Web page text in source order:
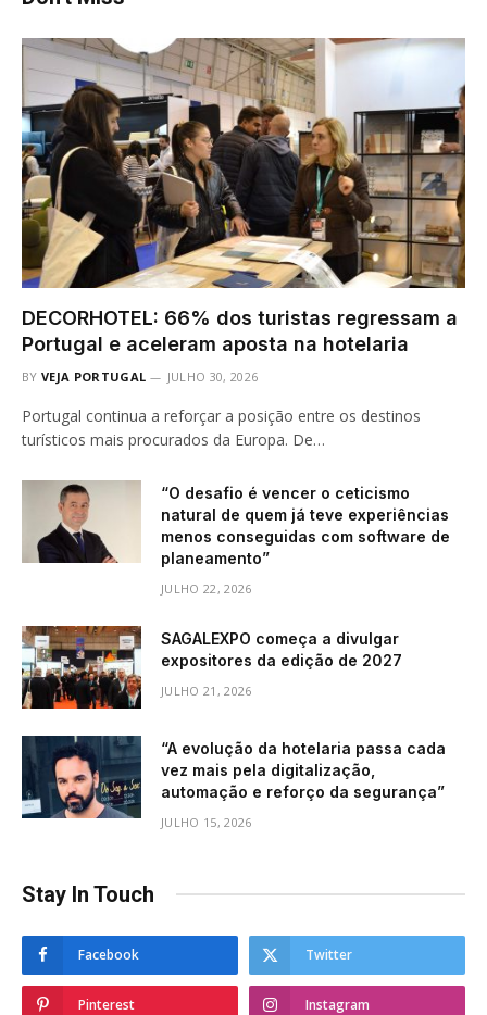
DECORHOTEL: 66% dos turistas regressam a
Portugal e aceleram aposta na hotelaria
BY VEJA PORTUGAL JULHO 30, 2026
Portugal continua a reforçar a posição entre os destinos
turísticos mais procurados da Europa. De…
“O desafio é vencer o ceticismo
natural de quem já teve experiências
menos conseguidas com software de
planeamento”
JULHO 22, 2026
SAGALEXPO começa a divulgar
expositores da edição de 2027
JULHO 21, 2026
“A evolução da hotelaria passa cada
vez mais pela digitalização,
automação e reforço da segurança”
JULHO 15, 2026
Stay In Touch
Facebook Twitter
Pinterest Instagram